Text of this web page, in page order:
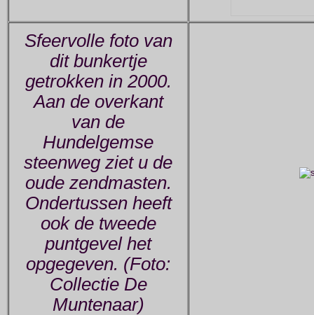
Sfeervolle foto van
dit bunkertje
getrokken in 2000.
Aan de overkant
van de
Hundelgemse
steenweg ziet u de
oude zendmasten.
Ondertussen heeft
ook de tweede
puntgevel het
opgegeven. (Foto:
Collectie De
Muntenaar)